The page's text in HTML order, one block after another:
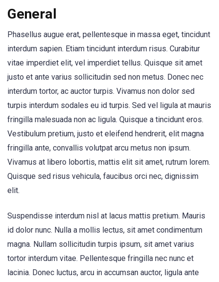
General
Phasellus augue erat, pellentesque in massa eget, tincidunt
interdum sapien. Etiam tincidunt interdum risus. Curabitur
vitae imperdiet elit, vel imperdiet tellus. Quisque sit amet
justo et ante varius sollicitudin sed non metus. Donec nec
interdum tortor, ac auctor turpis. Vivamus non dolor sed
turpis interdum sodales eu id turpis. Sed vel ligula at mauris
fringilla malesuada non ac ligula. Quisque a tincidunt eros.
Vestibulum pretium, justo et eleifend hendrerit, elit magna
fringilla ante, convallis volutpat arcu metus non ipsum.
Vivamus at libero lobortis, mattis elit sit amet, rutrum lorem.
Quisque sed risus vehicula, faucibus orci nec, dignissim
elit.
Suspendisse interdum nisl at lacus mattis pretium. Mauris
id dolor nunc. Nulla a mollis lectus, sit amet condimentum
magna. Nullam sollicitudin turpis ipsum, sit amet varius
tortor interdum vitae. Pellentesque fringilla nec nunc et
lacinia. Donec luctus, arcu in accumsan auctor, ligula ante